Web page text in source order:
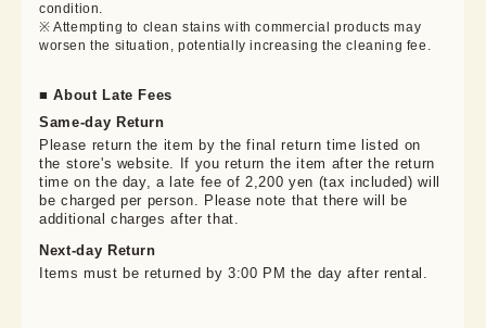
condition.
※ Attempting to clean stains with commercial products may
worsen the situation, potentially increasing the cleaning fee.
■ About Late Fees
Same-day Return
Please return the item by the final return time listed on
the store's website. If you return the item after the return
time on the day, a late fee of 2,200 yen (tax included) will
be charged per person. Please note that there will be
additional charges after that.
Next-day Return
Items must be returned by 3:00 PM the day after rental.